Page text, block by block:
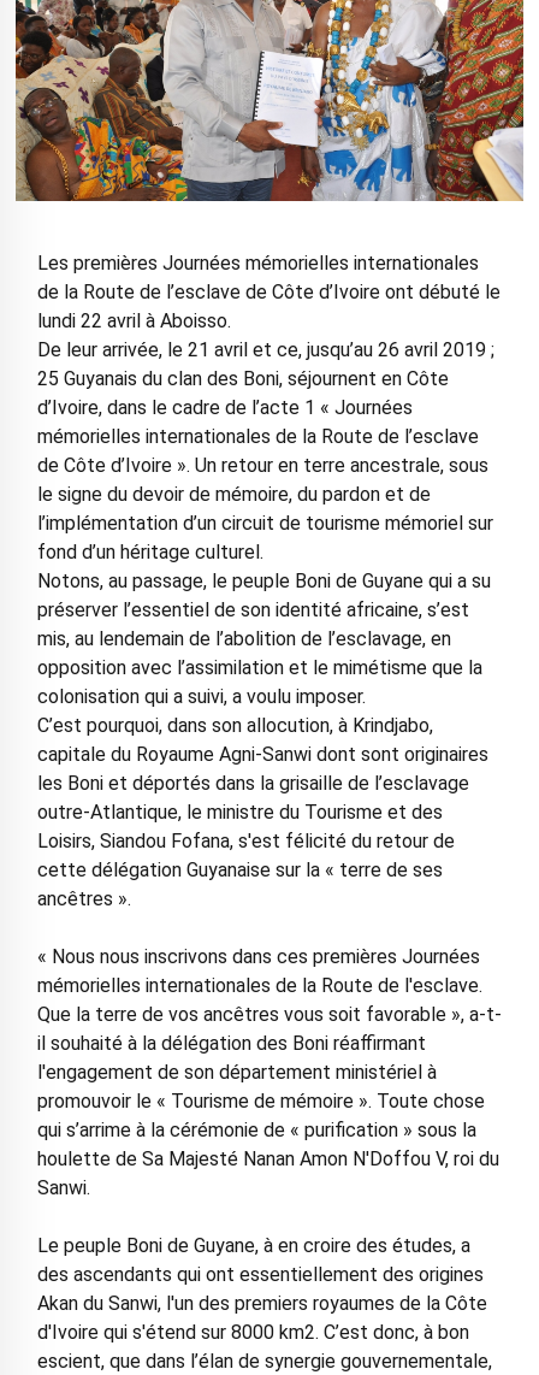
Les premières Journées mémorielles internationales
de la Route de l’esclave de Côte d’Ivoire ont débuté le
lundi 22 avril à Aboisso.
De leur arrivée, le 21 avril et ce, jusqu’au 26 avril 2019 ;
25 Guyanais du clan des Boni, séjournent en Côte
d’Ivoire, dans le cadre de l’acte 1 « Journées
mémorielles internationales de la Route de l’esclave
de Côte d’Ivoire ». Un retour en terre ancestrale, sous
le signe du devoir de mémoire, du pardon et de
l’implémentation d’un circuit de tourisme mémoriel sur
fond d’un héritage culturel.
Notons, au passage, le peuple Boni de Guyane qui a su
préserver l’essentiel de son identité africaine, s’est
mis, au lendemain de l’abolition de l’esclavage, en
opposition avec l’assimilation et le mimétisme que la
colonisation qui a suivi, a voulu imposer.
C’est pourquoi, dans son allocution, à Krindjabo,
capitale du Royaume Agni-Sanwi dont sont originaires
les Boni et déportés dans la grisaille de l’esclavage
outre-Atlantique, le ministre du Tourisme et des
Loisirs, Siandou Fofana, s'est félicité du retour de
cette délégation Guyanaise sur la « terre de ses
ancêtres ».
« Nous nous inscrivons dans ces premières Journées
mémorielles internationales de la Route de l'esclave.
Que la terre de vos ancêtres vous soit favorable », a-t-
il souhaité à la délégation des Boni réaffirmant
l'engagement de son département ministériel à
promouvoir le « Tourisme de mémoire ». Toute chose
qui s’arrime à la cérémonie de « purification » sous la
houlette de Sa Majesté Nanan Amon N'Doffou V, roi du
Sanwi.
Le peuple Boni de Guyane, à en croire des études, a
des ascendants qui ont essentiellement des origines
Akan du Sanwi, l'un des premiers royaumes de la Côte
d'Ivoire qui s'étend sur 8000 km2. C’est donc, à bon
escient, que dans l’élan de synergie gouvernementale,